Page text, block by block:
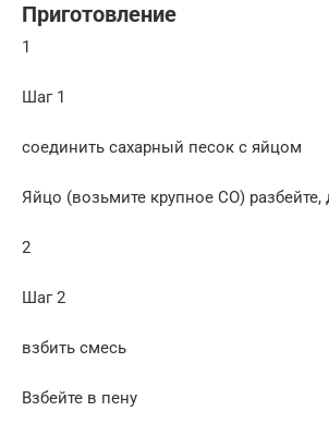
Приготовление
1
Шаг 1
соединить сахарный песок с яйцом
Яйцо (возьмите крупное СО) разбейте,
2
Шаг 2
взбить смесь
Взбейте в пену